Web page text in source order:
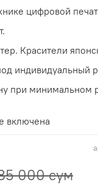
000 сум
цифровой
Красители
индивидуальный
при минимальном
включена